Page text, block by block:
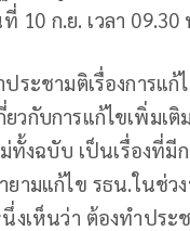
10 ก.ย. เวลา 09.30
ระชามติเรื่องการแ
กับการแก้ไขเพิ่มเติ
ทั้งฉบับ เป็นเรื่องที่มี
ามแก้ไข รธน.ในช่ว
เห็นว่า ต้องทำประ